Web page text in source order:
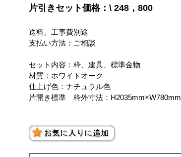
片引きセット価格：\ 248，800
送料、工事費別途
支払い方法：ご相談
セット内容：枠、建具、標準金物
材質：ホワイトオーク
仕上げ色：ナチュラル色
片開き標準 枠外寸法：H2035mm×W780mm